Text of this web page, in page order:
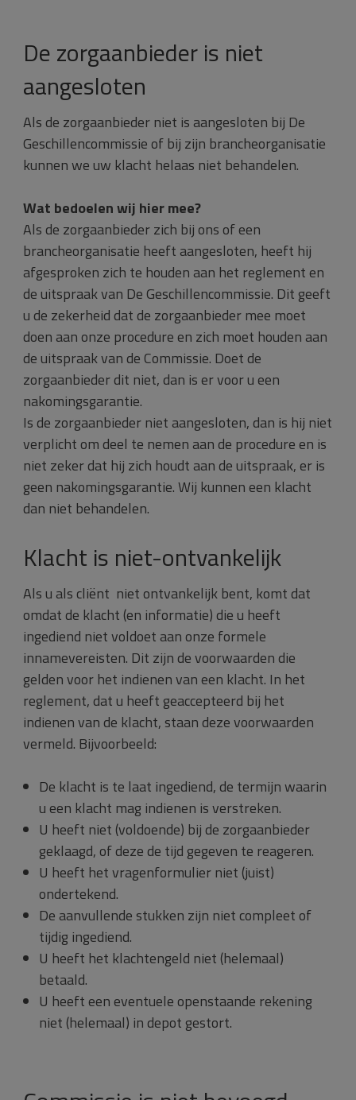
De zorgaanbieder is niet
aangesloten
Als de zorgaanbieder niet is aangesloten bij De
Geschillencommissie of bij zijn brancheorganisatie
kunnen we uw klacht helaas niet behandelen.
Wat bedoelen wij hier mee?
Als de zorgaanbieder zich bij ons of een
brancheorganisatie heeft aangesloten, heeft hij
afgesproken zich te houden aan het reglement en
de uitspraak van De Geschillencommissie. Dit geeft
u de zekerheid dat de zorgaanbieder mee moet
doen aan onze procedure en zich moet houden aan
de uitspraak van de Commissie. Doet de
zorgaanbieder dit niet, dan is er voor u een
nakomingsgarantie.
Is de zorgaanbieder niet aangesloten, dan is hij niet
verplicht om deel te nemen aan de procedure en is
niet zeker dat hij zich houdt aan de uitspraak, er is
geen nakomingsgarantie. Wij kunnen een klacht
dan niet behandelen.
Klacht is niet-ontvankelijk
Als u als cliënt niet ontvankelijk bent, komt dat
omdat de klacht (en informatie) die u heeft
ingediend niet voldoet aan onze formele
innamevereisten. Dit zijn de voorwaarden die
gelden voor het indienen van een klacht. In het
reglement, dat u heeft geaccepteerd bij het
indienen van de klacht, staan deze voorwaarden
vermeld. Bijvoorbeeld:
De klacht is te laat ingediend, de termijn waarin
u een klacht mag indienen is verstreken.
U heeft niet (voldoende) bij de zorgaanbieder
geklaagd, of deze de tijd gegeven te reageren.
U heeft het vragenformulier niet (juist)
ondertekend.
De aanvullende stukken zijn niet compleet of
tijdig ingediend.
U heeft het klachtengeld niet (helemaal)
betaald.
U heeft een eventuele openstaande rekening
niet (helemaal) in depot gestort.